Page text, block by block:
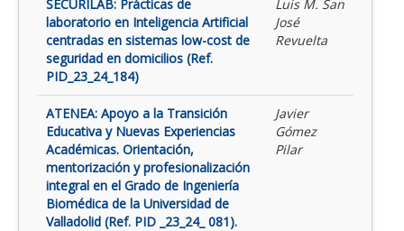
SECURILAB: Prácticas de
laboratorio en Inteligencia Artificial
centradas en sistemas low-cost de
seguridad en domicilios (Ref.
PID_23_24_184)
Luis M. San
José
Revuelta
ATENEA: Apoyo a la Transición
Educativa y Nuevas Experiencias
Académicas. Orientación,
mentorización y profesionalización
integral en el Grado de Ingeniería
Biomédica de la Universidad de
Valladolid (Ref. PID _23_24_ 081).
Javier
Gómez
Pilar